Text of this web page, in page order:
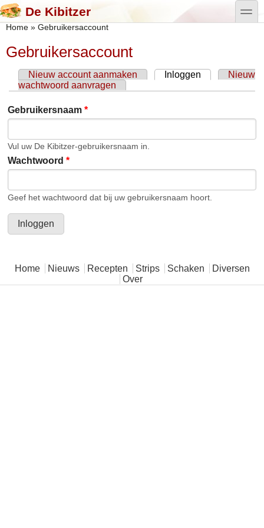
Overslaan en naar de algemene inhoud gaan
Skip to search
De Kibitzer
toggle
U bent hier
Home » Gebruikersaccount
Gebruikersaccount
Primaire tabs
Nieuw account aanmaken Inloggen (actieveNieuw
wachtwoord aanvragen
Gebruikersnaam*
Vul uw De Kibitzer-gebruikersnaam in.
Wachtwoord*
Geef het wachtwoord dat bij uw gebruikersnaam hoort.
Hoofdmenu
Home Nieuws Recepten Strips Schaken
Diversen
Over